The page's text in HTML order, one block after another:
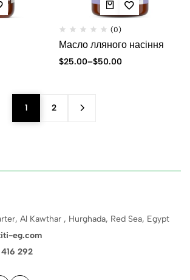
(0)
Масло лляного насіння
$25.00–$50.00
1 2
Al Kawthar , Hurghada, Red Sea, Egypt
eg.com
292